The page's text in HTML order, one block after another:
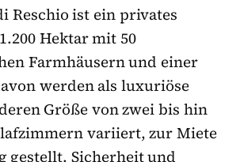
Reschio ist ein privates
Hektar mit 50
Farmhäusern und einer
werden als luxuriöse
Größe von zwei bis hin
variiert, zur Miete
gestellt. Sicherheit und